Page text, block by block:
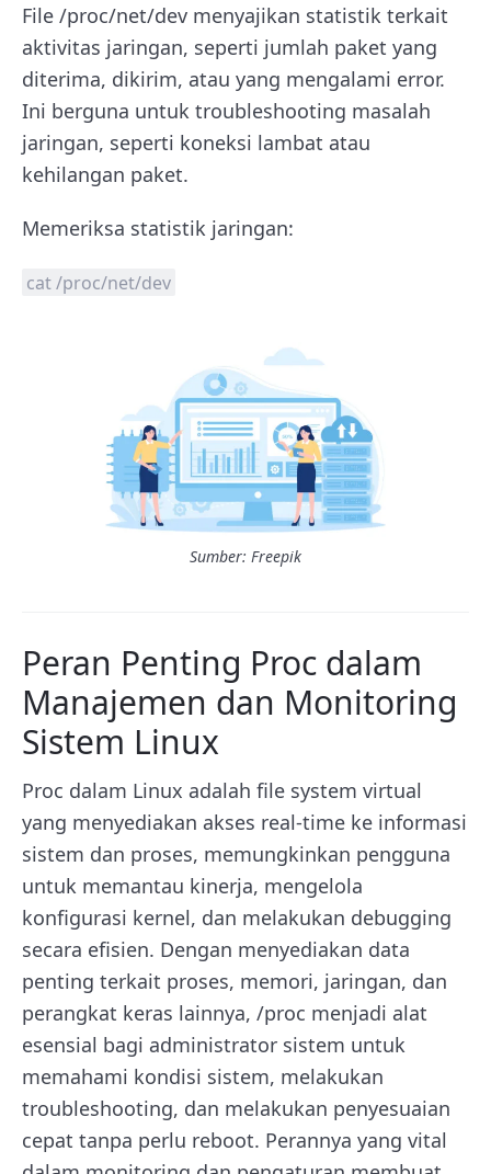
File /proc/net/dev menyajikan statistik terkait
aktivitas jaringan, seperti jumlah paket yang
diterima, dikirim, atau yang mengalami error.
Ini berguna untuk troubleshooting masalah
jaringan, seperti koneksi lambat atau
kehilangan paket.
Memeriksa statistik jaringan:
cat /proc/net/dev
Sumber: Freepik
Peran Penting Proc dalam
Manajemen dan Monitoring
Sistem Linux
Proc dalam Linux adalah file system virtual
yang menyediakan akses real-time ke informasi
sistem dan proses, memungkinkan pengguna
untuk memantau kinerja, mengelola
konfigurasi kernel, dan melakukan debugging
secara efisien. Dengan menyediakan data
penting terkait proses, memori, jaringan, dan
perangkat keras lainnya, /proc menjadi alat
esensial bagi administrator sistem untuk
memahami kondisi sistem, melakukan
troubleshooting, dan melakukan penyesuaian
cepat tanpa perlu reboot. Perannya yang vital